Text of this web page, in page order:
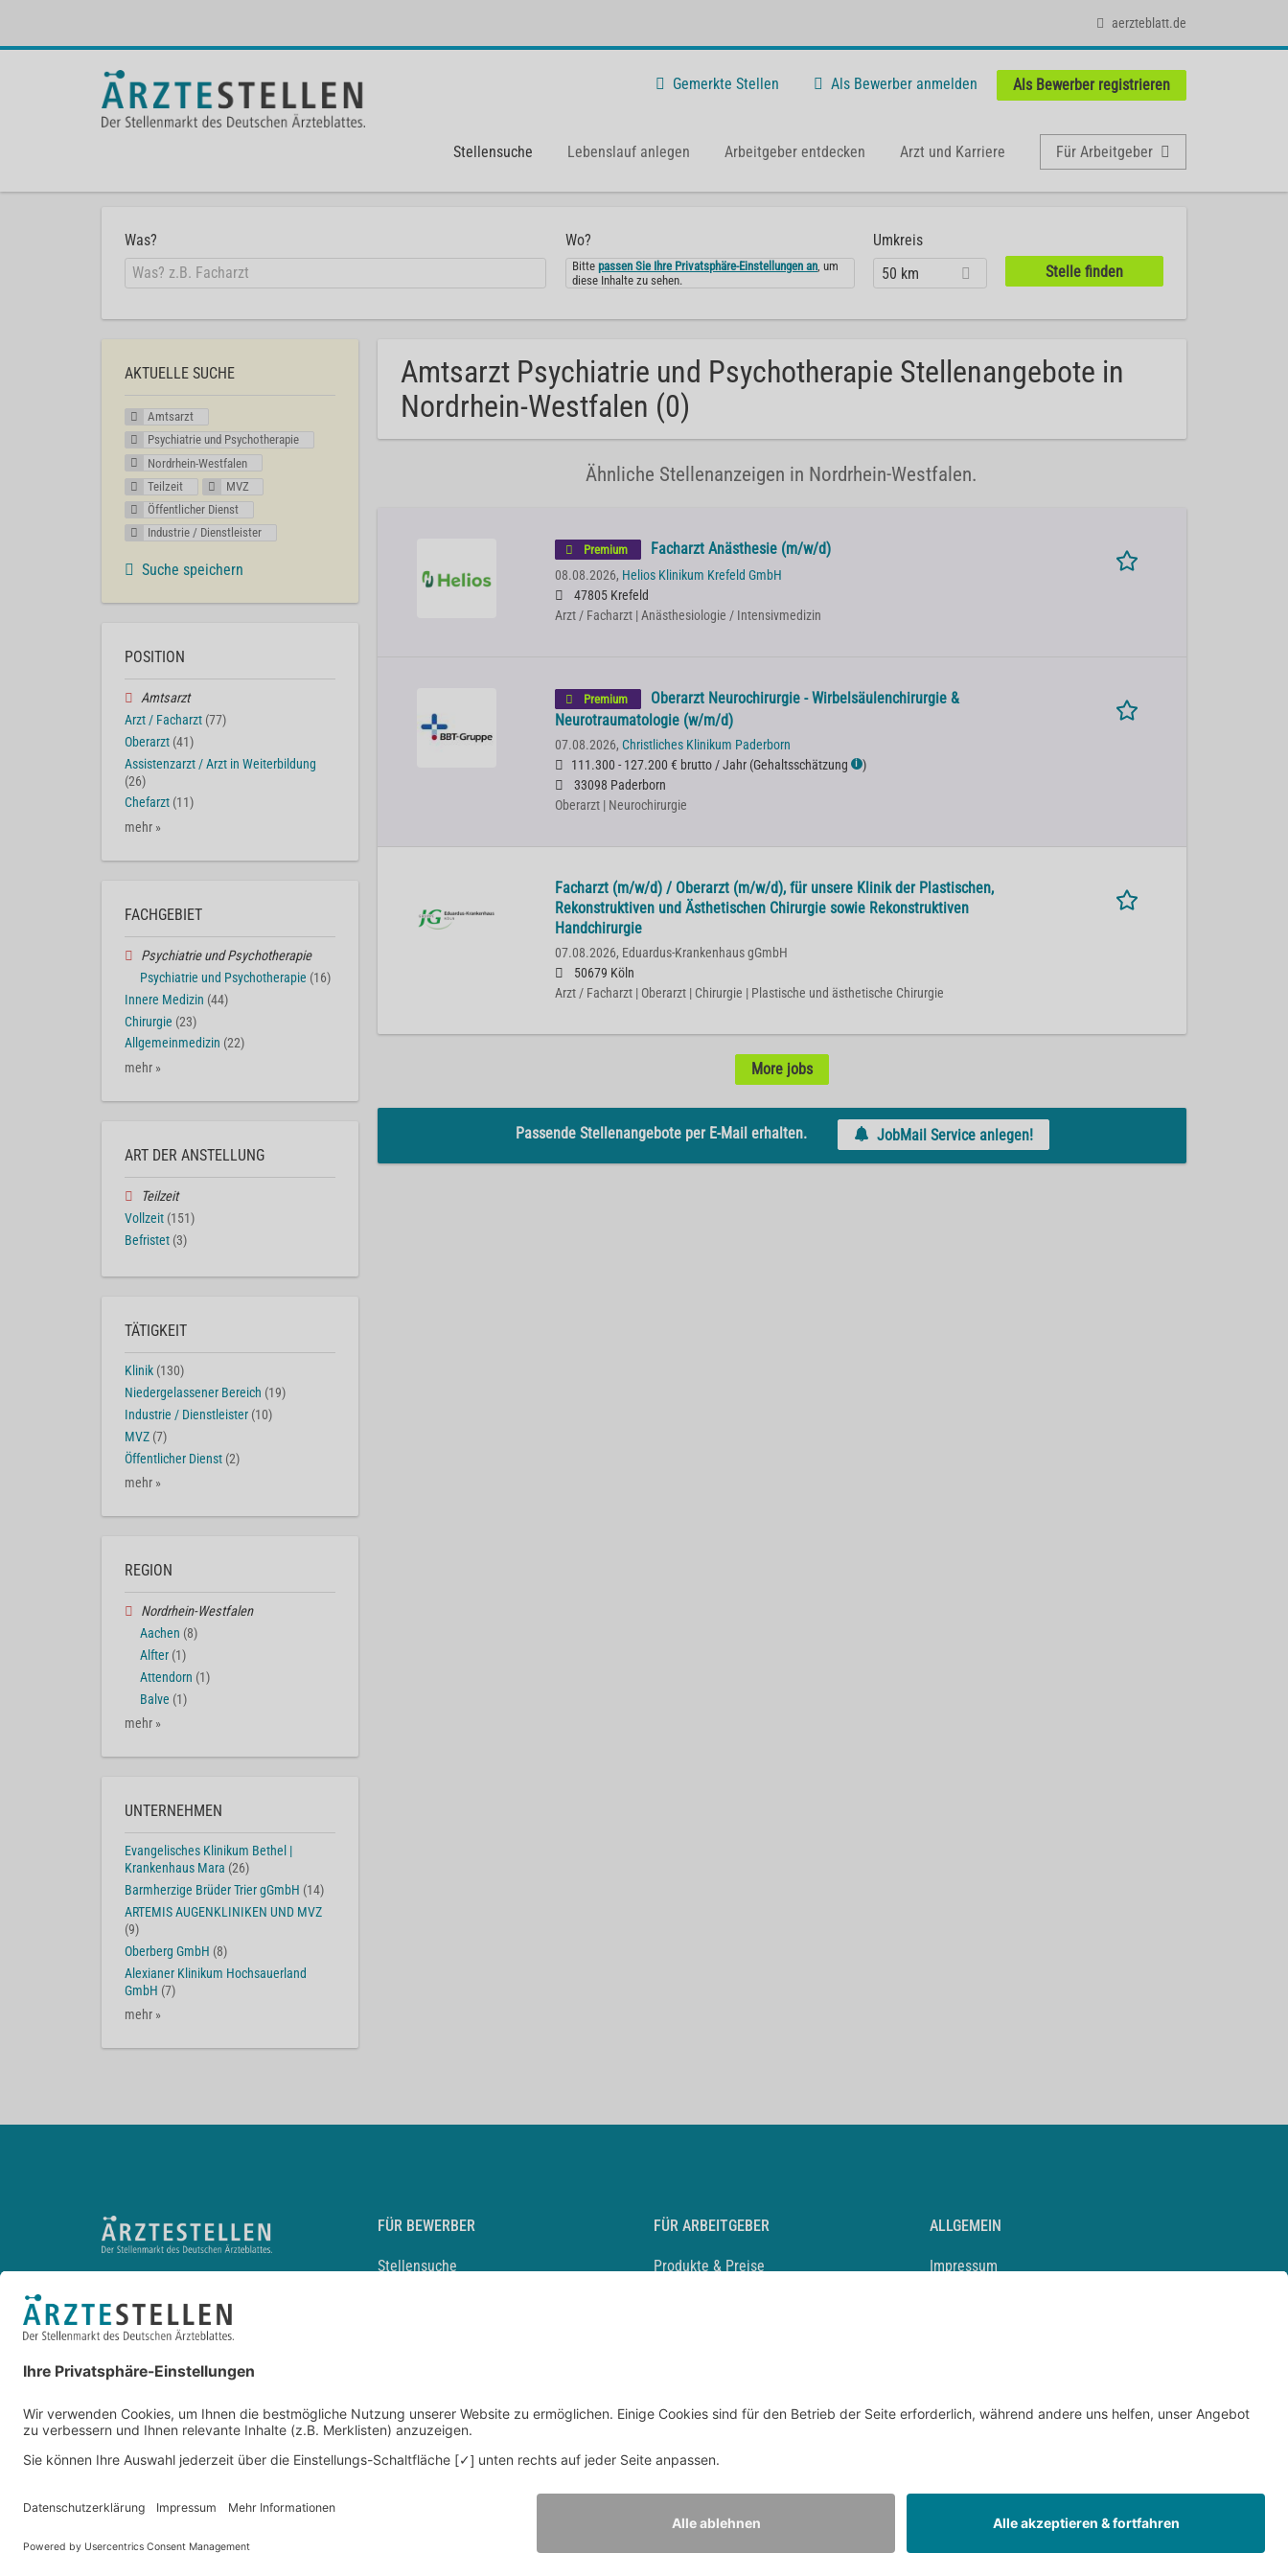
aerzteblatt.de
Gemerkte Stellen Als Bewerber anmelden Als Bewerber registrieren
Stellensuche Lebenslauf anlegen Arbeitgeber entdecken Arzt und Karriere Für Arbeitgeber
Was? Wo?
Bittepassen Sie Ihre Privatsphäre-Einstellungen an, um
diese Inhalte zu sehen.
Umkreis
50 km
Amtsarzt Psychiatrie und Psychotherapie Stellenangebote in
Nordrhein-Westfalen (0)
Ähnliche Stellenanzeigen in Nordrhein-Westfalen.
Premium Facharzt Anästhesie (m/w/d)
08.08.2026, Helios Klinikum Krefeld GmbH
47805 Krefeld
Arzt / Facharzt | Anästhesiologie / Intensivmedizin
Premium
Oberarzt Neurochirurgie - Wirbelsäulenchirurgie &
Neurotraumatologie (w/m/d)
07.08.2026, Christliches Klinikum Paderborn
111.300 - 127.200 € brutto / Jahr (Gehaltsschätzung ℹ )
33098 Paderborn
Oberarzt | Neurochirurgie
Facharzt (m/w/d) / Oberarzt (m/w/d), für unsere Klinik der Plastischen,
Rekonstruktiven und Ästhetischen Chirurgie sowie Rekonstruktiven
Handchirurgie
07.08.2026, Eduardus-Krankenhaus gGmbH
50679 Köln
Arzt / Facharzt | Oberarzt | Chirurgie | Plastische und ästhetische Chirurgie
More jobs
Passende Stellenangebote per E-Mail erhalten. JobMail Service anlegen!
AKTUELLE SUCHE
Amtsarzt
Psychiatrie und Psychotherapie
Nordrhein-Westfalen
Teilzeit
MVZ
Öffentlicher Dienst
Industrie / Dienstleister
Suche speichern
POSITION
Amtsarzt
Arzt / Facharzt (77)
Oberarzt (41)
Assistenzarzt / Arzt in Weiterbildung
(26)
Chefarzt (11)
mehr »
FACHGEBIET
Psychiatrie und Psychotherapie
Psychiatrie und Psychotherapie (16)
Innere Medizin (44)
Chirurgie (23)
Allgemeinmedizin (22)
mehr »
ART DER ANSTELLUNG
Teilzeit
Vollzeit (151)
Befristet (3)
TÄTIGKEIT
Klinik (130)
Niedergelassener Bereich (19)
Industrie / Dienstleister (10)
MVZ (7)
Öffentlicher Dienst (2)
mehr »
REGION
Nordrhein-Westfalen
Aachen (8)
Alfter (1)
Attendorn (1)
Balve (1)
mehr »
UNTERNEHMEN
Evangelisches Klinikum Bethel |
Krankenhaus Mara (26)
Barmherzige Brüder Trier gGmbH (14)
ARTEMIS AUGENKLINIKEN UND MVZ
(9)
Oberberg GmbH (8)
Alexianer Klinikum Hochsauerland
GmbH (7)
mehr »
FÜR BEWERBER
Stellensuche
Durchsuchen Sie den Stellenkatalog
FÜR ARBEITGEBER
Produkte & Preise
ALLGEMEIN
Impressum
Entwickelt durchJOBIQO